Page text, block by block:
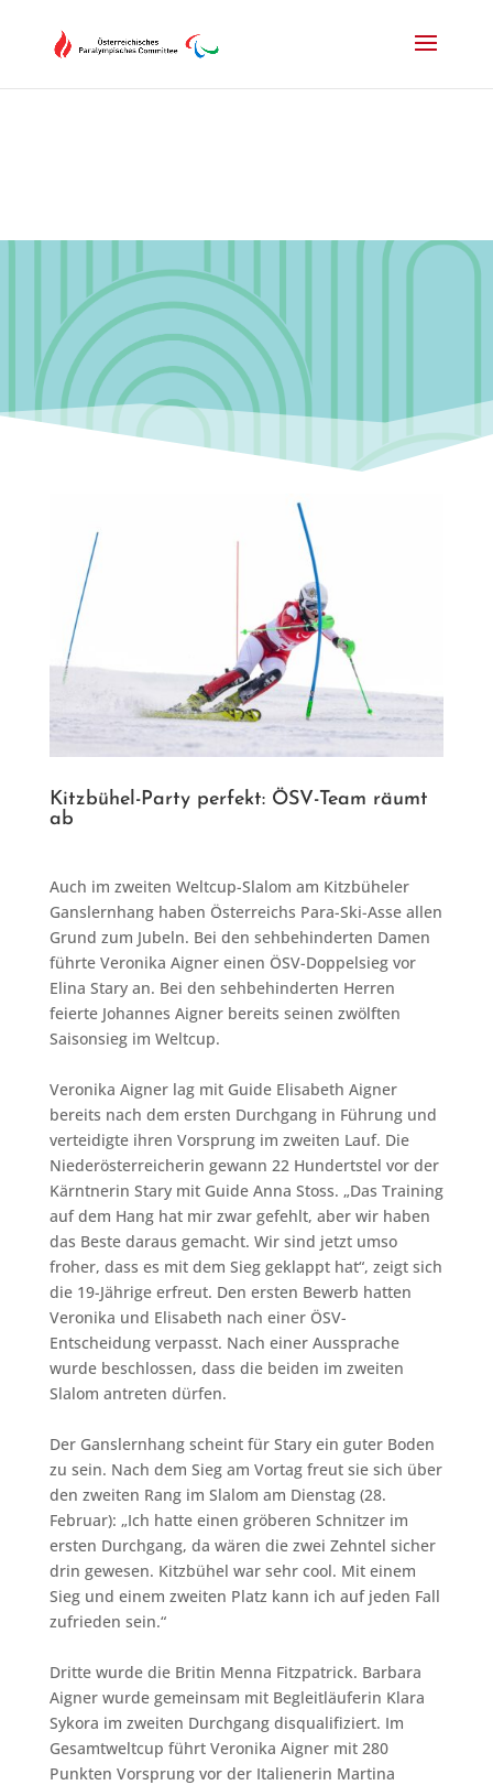
Kitzbühel-Party perfekt: ÖSV-Team räumt
ab
Auch im zweiten Weltcup-Slalom am Kitzbüheler
Ganslernhang haben Österreichs Para-Ski-Asse allen
Grund zum Jubeln. Bei den sehbehinderten Damen
führte Veronika Aigner einen ÖSV-Doppelsieg vor
Elina Stary an. Bei den sehbehinderten Herren
feierte Johannes Aigner bereits seinen zwölften
Saisonsieg im Weltcup.
Veronika Aigner lag mit Guide Elisabeth Aigner
bereits nach dem ersten Durchgang in Führung und
verteidigte ihren Vorsprung im zweiten Lauf. Die
Niederösterreicherin gewann 22 Hundertstel vor der
Kärntnerin Stary mit Guide Anna Stoss. „Das Training
auf dem Hang hat mir zwar gefehlt, aber wir haben
das Beste daraus gemacht. Wir sind jetzt umso
froher, dass es mit dem Sieg geklappt hat“, zeigt sich
die 19-Jährige erfreut. Den ersten Bewerb hatten
Veronika und Elisabeth nach einer ÖSV-
Entscheidung verpasst. Nach einer Aussprache
wurde beschlossen, dass die beiden im zweiten
Slalom antreten dürfen.
Der Ganslernhang scheint für Stary ein guter Boden
zu sein. Nach dem Sieg am Vortag freut sie sich über
den zweiten Rang im Slalom am Dienstag (28.
Februar): „Ich hatte einen gröberen Schnitzer im
ersten Durchgang, da wären die zwei Zehntel sicher
drin gewesen. Kitzbühel war sehr cool. Mit einem
Sieg und einem zweiten Platz kann ich auf jeden Fall
zufrieden sein.“
Dritte wurde die Britin Menna Fitzpatrick. Barbara
Aigner wurde gemeinsam mit Begleitläuferin Klara
Sykora im zweiten Durchgang disqualifiziert. Im
Gesamtweltcup führt Veronika Aigner mit 280
Punkten Vorsprung vor der Italienerin Martina